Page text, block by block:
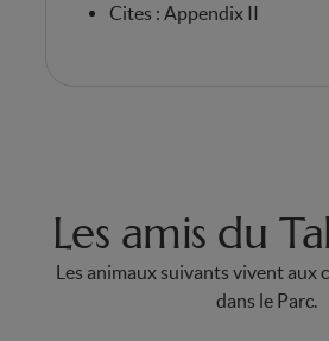
Cites : Appendix II
Les amis du
Les animaux suivants vivent aux
dans le Parc.